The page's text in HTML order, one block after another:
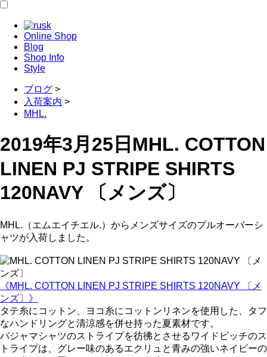
Online Shop
Blog
Shop Info
Style
ブログ >
入荷案内 >
MHL.
2019年3月25日 MHL. COTTON
LINEN PJ STRIPE SHIRTS
120NAVY 〔メンズ〕
MHL.（エムエイチエル.）からメンズサイズのプルオーバーシ
ャツが入荷しました。
《MHL. COTTON LINEN PJ STRIPE SHIRTS 120NAVY 〔メ
ンズ〕》
タテ糸にコットン、ヨコ糸にコットンリネンを使用した、タフ
なハンドリングと清涼感を併せ持った夏素材です。
パジャマシャツのストライプを彷彿とさせるワイドピッチのス
トライプは、グレー味のあるエクリュと青みの強いネイビーの